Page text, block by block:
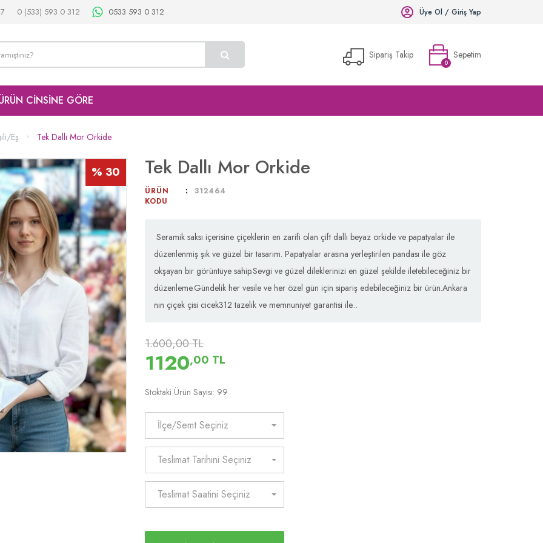
0 (533) 593 0 312 0533 593 0 312 Üye Ol / Giriş Yap
Sipariş Takip
0
Sepetim
CİNSİNE GÖRE
Eş Tek Dallı Mor Orkide
% 30 Tek Dallı Mor Orkide
ÜRÜN
KODU
312464
Seramik saksı içerisine çiçeklerin en zarifi olan çift dallı beyaz orkide ve papatyalar ile
düzenlenmiş şık ve güzel bir tasarım. Papatyalar arasına yerleştirilen pandası ile göz
okşayan bir görüntüye sahip.Sevgi ve güzel dileklerinizi en güzel şekilde iletebileceğiniz bir
düzenleme.Gündelik her vesile ve her özel gün için sipariş edebileceğiniz bir ürün.Ankara
nın çiçek çisi cicek312 tazelik ve memnuniyet garantisi ile...
1.600,00 TL
1120,00 TL
Stoktaki Ürün Sayısı: 99
İlçe/Semt Seçiniz
Teslimat Tarihini Seçiniz
Teslimat Saatini Seçiniz